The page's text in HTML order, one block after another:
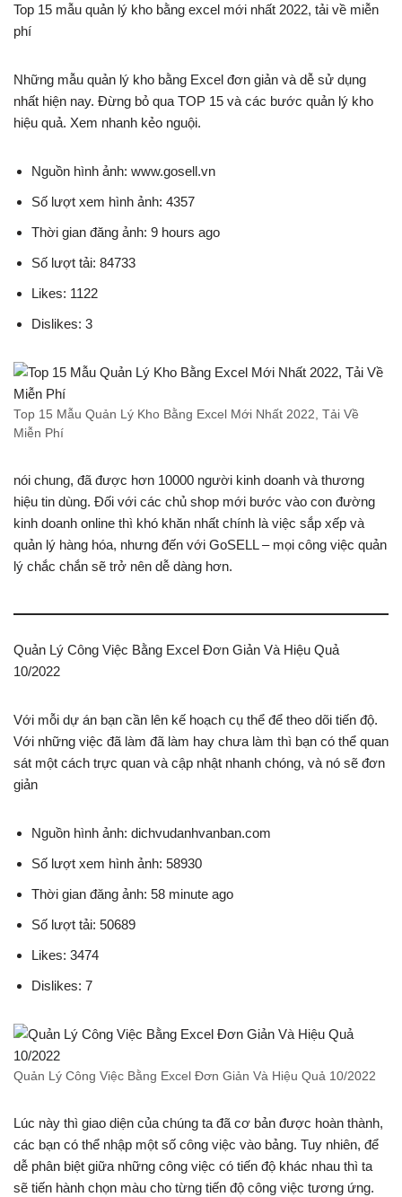
Top 15 mẫu quản lý kho bằng excel mới nhất 2022, tải về miễn
phí
Những mẫu quản lý kho bằng Excel đơn giản và dễ sử dụng
nhất hiện nay. Đừng bỏ qua TOP 15 và các bước quản lý kho
hiệu quả. Xem nhanh kẻo nguội.
Nguồn hình ảnh: www.gosell.vn
Số lượt xem hình ảnh: 4357
Thời gian đăng ảnh: 9 hours ago
Số lượt tải: 84733
Likes: 1122
Dislikes: 3
Top 15 Mẫu Quản Lý Kho Bằng Excel Mới Nhất 2022, Tải Về
Miễn Phí
nói chung, đã được hơn 10000 người kinh doanh và thương
hiệu tin dùng. Đối với các chủ shop mới bước vào con đường
kinh doanh online thì khó khăn nhất chính là việc sắp xếp và
quản lý hàng hóa, nhưng đến với GoSELL – mọi công việc quản
lý chắc chắn sẽ trở nên dễ dàng hơn.
Quản Lý Công Việc Bằng Excel Đơn Giản Và Hiệu Quả
10/2022
Với mỗi dự án bạn cần lên kế hoạch cụ thể để theo dõi tiến độ.
Với những việc đã làm đã làm hay chưa làm thì bạn có thể quan
sát một cách trực quan và cập nhật nhanh chóng, và nó sẽ đơn
giản
Nguồn hình ảnh: dichvudanhvanban.com
Số lượt xem hình ảnh: 58930
Thời gian đăng ảnh: 58 minute ago
Số lượt tải: 50689
Likes: 3474
Dislikes: 7
Quản Lý Công Việc Bằng Excel Đơn Giản Và Hiệu Quả 10/2022
Lúc này thì giao diện của chúng ta đã cơ bản được hoàn thành,
các bạn có thể nhập một số công việc vào bảng. Tuy nhiên, để
dễ phân biệt giữa những công việc có tiến độ khác nhau thì ta
sẽ tiến hành chọn màu cho từng tiến độ công việc tương ứng.